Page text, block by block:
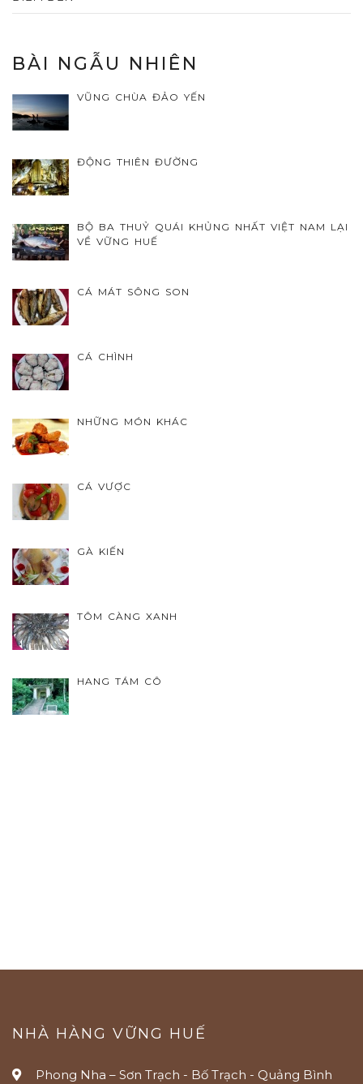
BÀI NGẪU NHIÊN
VŨNG CHÙA ĐẢO YẾN
ĐỘNG THIÊN ĐƯỜNG
BỘ BA THUỶ QUÁI KHỦNG NHẤT VIỆT NAM LẠI
VỀ VỮNG HUẾ
CÁ MÁT SÔNG SON
CÁ CHÌNH
NHỮNG MÓN KHÁC
CÁ VƯỢC
GÀ KIẾN
TÔM CÀNG XANH
HANG TÁM CÔ
NHÀ HÀNG VỮNG HUẾ
Phong Nha – Sơn Trạch - Bố Trạch - Quảng Bình